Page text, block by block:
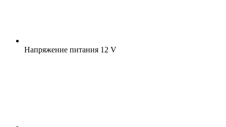
Напряжение питания 12 V